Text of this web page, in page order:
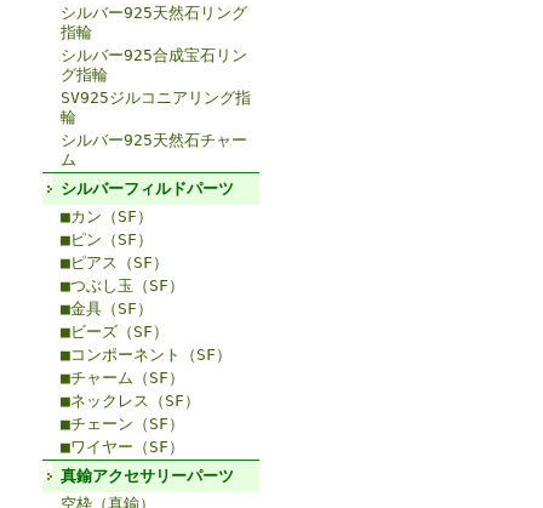
シルバー925天然石リング
指輪
シルバー925合成宝石リン
グ指輪
SV925ジルコニアリング指
輪
シルバー925天然石チャー
ム
シルバーフィルドパーツ
■カン（SF）
■ピン（SF）
■ピアス（SF）
■つぶし玉（SF）
■金具（SF）
■ビーズ（SF）
■コンポーネント（SF）
■チャーム（SF）
■ネックレス（SF）
■チェーン（SF）
■ワイヤー（SF）
真鍮アクセサリーパーツ
空枠（真鍮）